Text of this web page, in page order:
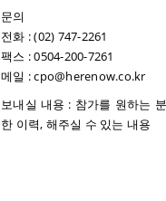
문의
전화 : (02) 747-2261
팩스 : 0504-200-7261
메일 : cpo@herenow.co.kr
보내실 내용 : 참가를 원하는
한 이력, 해주실 수 있는 내용